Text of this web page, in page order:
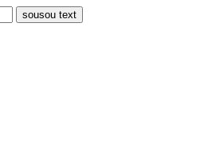
sousou text